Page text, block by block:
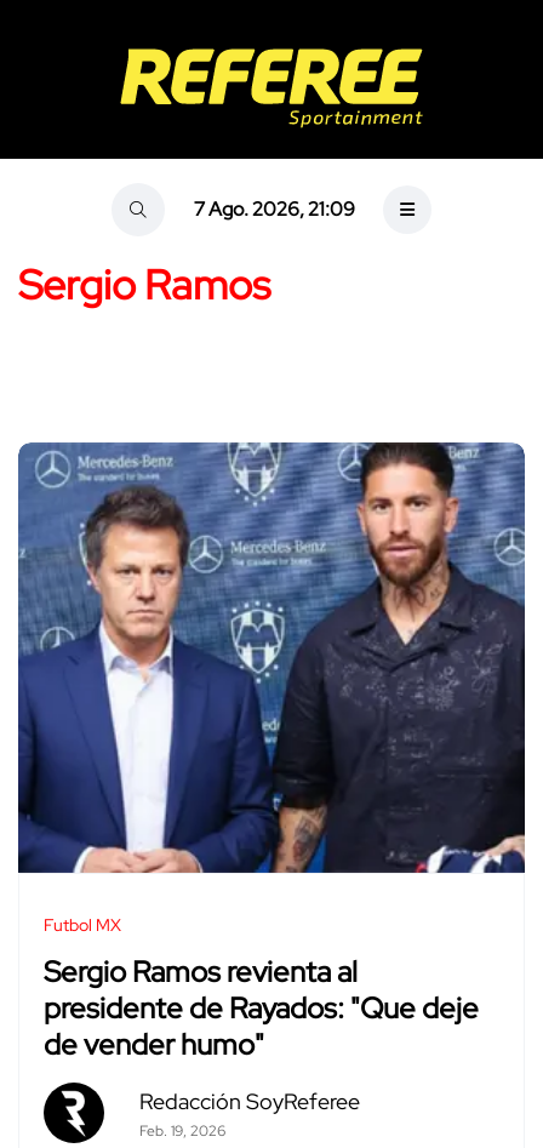
7 Ago. 2026, 21:09
Sergio Ramos
Futbol MX
Sergio Ramos revienta al
presidente de Rayados: "Que deje
de vender humo"
Redacción SoyReferee
Feb. 19, 2026